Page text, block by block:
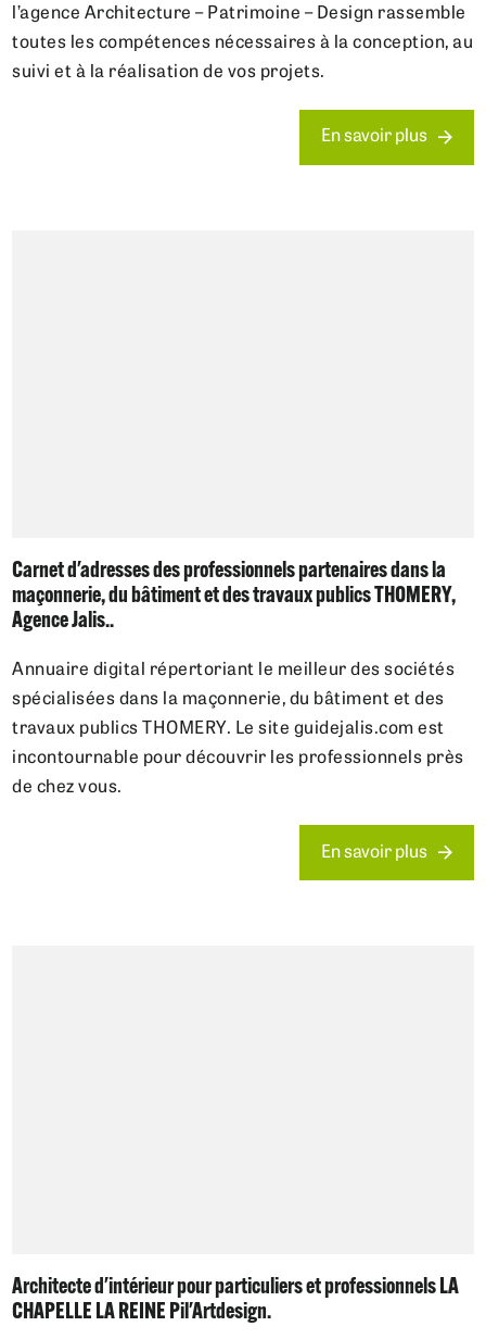
l’agence Architecture – Patrimoine – Design rassemble
toutes les compétences nécessaires à la conception, au
suivi et à la réalisation de vos projets.
En savoir plus
Carnet d'adresses des professionnels partenaires dans la
maçonnerie, du bâtiment et des travaux publics THOMERY,
Agence Jalis..
Annuaire digital répertoriant le meilleur des sociétés
spécialisées dans la maçonnerie, du bâtiment et des
travaux publics THOMERY. Le site guidejalis.com est
incontournable pour découvrir les professionnels près
de chez vous.
En savoir plus
Architecte d'intérieur pour particuliers et professionnels LA
CHAPELLE LA REINE Pil'Artdesign.